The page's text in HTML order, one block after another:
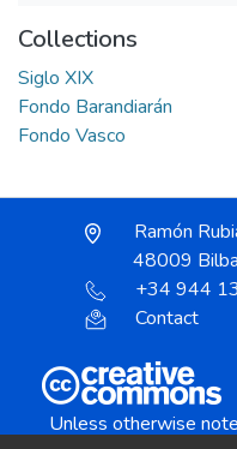
Collections
Siglo XIX
Fondo Barandiarán
Fondo Vasco
Ramón
48009
+34 944
Contact
Unless otherwise